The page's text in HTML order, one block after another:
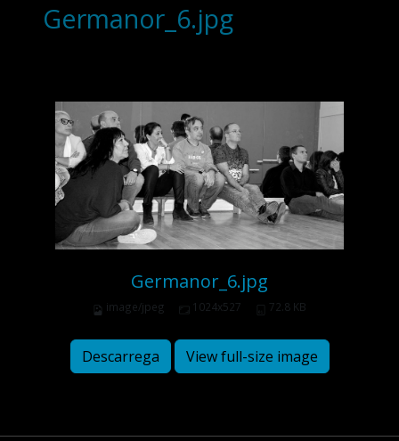
Germanor_6.jpg
Germanor_6.jpg
image/jpeg 1024x527 72.8 KB
Descarrega View full-size image